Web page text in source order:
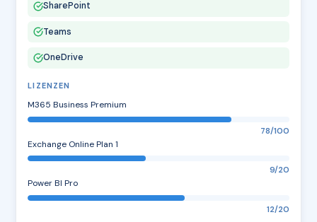
SharePoint
Teams
OneDrive
LIZENZEN
M365 Business Premium
78/100
Exchange Online Plan 1
9/20
Power BI Pro
12/20